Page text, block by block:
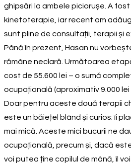
ghipsări la ambele piciorușe. A
kinetoterapie, iar recent am
sunt pline de consultații, terapii și
Până în prezent, Hasan nu
rămâne neclară. Următoarea
cost de 55.600 lei – o sumă
ocupațională (aproximativ 9.000
Doar pentru aceste două terapii
este un băiețel blând și curios: îi
mai mică. Aceste mici bucurii ne
ocupațională, precum și, dacă
voi putea ține copilul de mână, îl